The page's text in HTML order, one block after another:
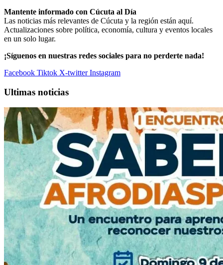
Mantente informado con Cúcuta al Día
Las noticias más relevantes de Cúcuta y la región están aquí.
Actualizaciones sobre política, economía, cultura y eventos locales
en un solo lugar.
¡Síguenos en nuestras redes sociales para no perderte nada!
Facebook Tiktok X-twitter Instagram
Ultimas noticias